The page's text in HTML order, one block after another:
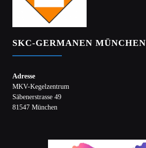
SKC-GERMANEN MÜNCHEN
Adresse
MKV-Kegelzentrum
Säbenerstrasse 49
81547 München